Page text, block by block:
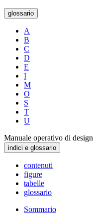
glossario
A
B
C
D
E
I
M
O
S
T
U
Manuale operativo di design
indici e glossario
contenuti
figure
tabelle
glossario
Sommario